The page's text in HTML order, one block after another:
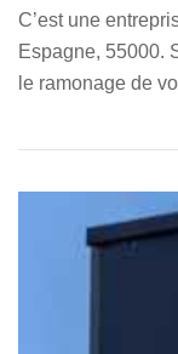
C’est une
Espagne, 55000.
le ramonage de